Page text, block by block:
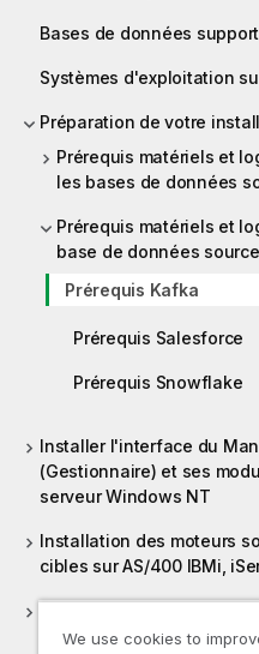
Bases de données
Systèmes d'exploitation
Préparation de votre
Prérequis matériels et
les bases de données
Prérequis matériels et
base de données source
Prérequis Kafka
Prérequis Salesforce
Prérequis Snowflake
Installer l'interface du
(Gestionnaire) et ses
serveur Windows NT
Installation des moteurs
cibles sur AS/400 IBMi,
sous Windows NT
We use cookies to